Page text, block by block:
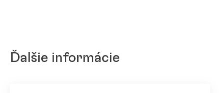
Ďalšie informácie